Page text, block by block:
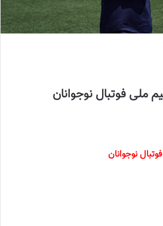
ملی فوتبال نوجوانان
نوجوانان